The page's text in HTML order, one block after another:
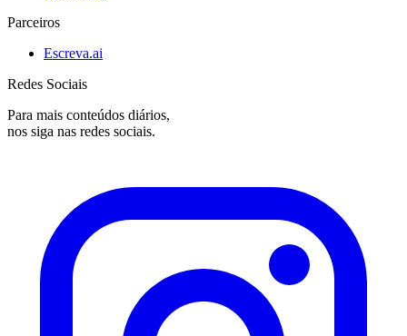
Parceiros
Escreva.ai
Redes Sociais
Para mais conteúdos diários,
nos siga nas redes sociais.